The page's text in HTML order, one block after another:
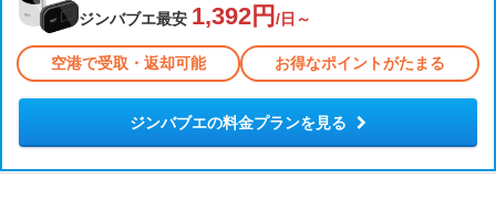
ジンバブエ最安 1,392円 /日～
空港で受取・返却可能 お得なポイントがたまる
ジンバブエの料金プランを見る